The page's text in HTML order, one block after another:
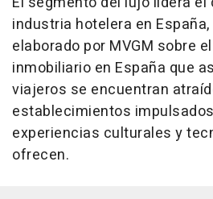
industria hotelera en
elaborado por MVGM sobre
inmobiliario en España que
viajeros se encuentran
establecimientos
experiencias culturales y
ofrecen.